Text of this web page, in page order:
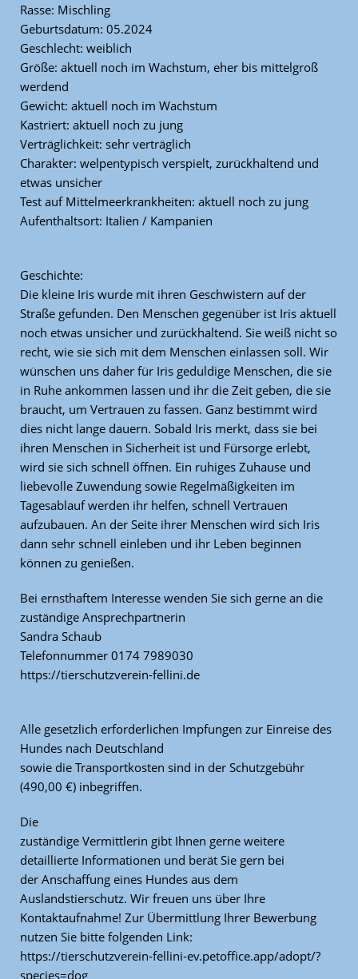
Rasse: Mischling
Geburtsdatum: 05.2024
Geschlecht: weiblich
Größe: aktuell noch im Wachstum, eher bis mittelgroß
werdend
Gewicht: aktuell noch im Wachstum
Kastriert: aktuell noch zu jung
Verträglichkeit: sehr verträglich
Charakter: welpentypisch verspielt, zurückhaltend und
etwas unsicher
Test auf Mittelmeerkrankheiten: aktuell noch zu jung
Aufenthaltsort: Italien / Kampanien
Geschichte:
Die kleine Iris wurde mit ihren Geschwistern auf der
Straße gefunden. Den Menschen gegenüber ist Iris aktuell
noch etwas unsicher und zurückhaltend. Sie weiß nicht so
recht, wie sie sich mit dem Menschen einlassen soll. Wir
wünschen uns daher für Iris geduldige Menschen, die sie
in Ruhe ankommen lassen und ihr die Zeit geben, die sie
braucht, um Vertrauen zu fassen. Ganz bestimmt wird
dies nicht lange dauern. Sobald Iris merkt, dass sie bei
ihren Menschen in Sicherheit ist und Fürsorge erlebt,
wird sie sich schnell öffnen. Ein ruhiges Zuhause und
liebevolle Zuwendung sowie Regelmäßigkeiten im
Tagesablauf werden ihr helfen, schnell Vertrauen
aufzubauen. An der Seite ihrer Menschen wird sich Iris
dann sehr schnell einleben und ihr Leben beginnen
können zu genießen.
Bei ernsthaftem Interesse wenden Sie sich gerne an die
zuständige Ansprechpartnerin
Sandra Schaub
Telefonnummer 0174 7989030
https://tierschutzverein-fellini.de
Alle gesetzlich erforderlichen Impfungen zur Einreise des
Hundes nach Deutschland
sowie die Transportkosten sind in der Schutzgebühr
(490,00 €) inbegriffen.
Die
zuständige Vermittlerin gibt Ihnen gerne weitere
detaillierte Informationen und berät Sie gern bei
der Anschaffung eines Hundes aus dem
Auslandstierschutz. Wir freuen uns über Ihre
Kontaktaufnahme! Zur Übermittlung Ihrer Bewerbung
nutzen Sie bitte folgenden Link:
https://tierschutzverein-fellini-ev.petoffice.app/adopt/?
species=dog